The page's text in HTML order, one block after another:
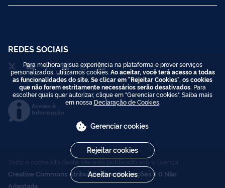
REDES SOCIAIS
Acesso à
Informação
Todo o conteúdo deste site está publicado sob a licença
Creative Commons Atribuição-SemDerivações 3.0 Não
Adaptada
Para melhorar a sua experiência na plataforma e prover serviços
personalizados, utilizamos cookies. Ao aceitar, você terá acesso a todas
as funcionalidades do site. Se clicar em "Rejeitar Cookies", os cookies
que não forem estritamente necessários serão desativados. Para
escolher quais quer autorizar, clique em "Gerenciar cookies". Saiba mais
em nossa Declaração de Cookies.
Gerenciar cookies
Rejeitar cookies
Aceitar cookies